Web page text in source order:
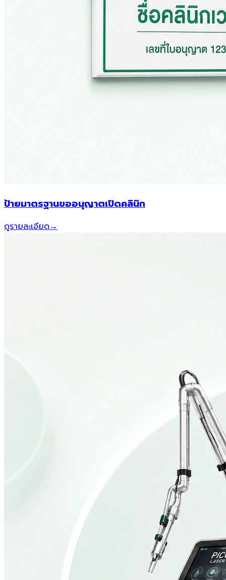
ป้ายมาตรฐานขออนุญาตเปิดคลินิก
ดูรายละเอียด→